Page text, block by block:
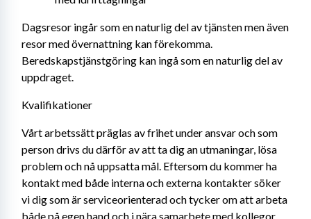
Dagsresor ingår som en naturlig del av tjänsten men även
resor med övernattning kan förekomma.
Beredskapstjänstgöring kan ingå som en naturlig del av
uppdraget.
Kvalifikationer
Vårt arbetssätt präglas av frihet under ansvar och som
person drivs du därför av att ta dig an utmaningar, lösa
problem och nå uppsatta mål. Eftersom du kommer ha
kontakt med både interna och externa kontakter söker
vi dig som är serviceorienterad och tycker om att arbeta
både på egen hand och i nära samarbete med kollegor.